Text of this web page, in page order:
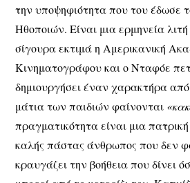
την υποψηφιότητα που του έδωσε
Ηθοποιών. Είναι μια ερμηνεία
σίγουρα εκτιμά η Αμερικανική
Κινηματογράφου και ο Νταφόε
δημιουργήσει έναν χαρακτήρα
μάτια των παιδιών φαίνονται
πραγματικότητα είναι μια
καλής πάστας άνθρωπος που δεν
κραυγάζει την βοήθεια που δίνει